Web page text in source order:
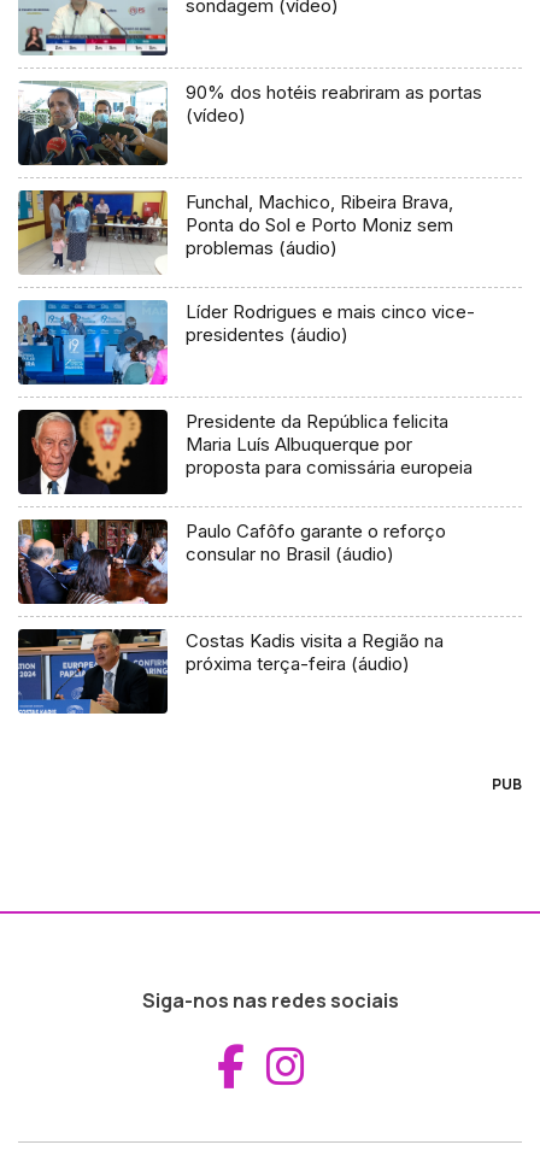
sondagem (vídeo)
90% dos hotéis reabriram as portas
(vídeo)
Funchal, Machico, Ribeira Brava,
Ponta do Sol e Porto Moniz sem
problemas (áudio)
Líder Rodrigues e mais cinco vice-
presidentes (áudio)
Presidente da República felicita
Maria Luís Albuquerque por
proposta para comissária europeia
Paulo Cafôfo garante o reforço
consular no Brasil (áudio)
Costas Kadis visita a Região na
próxima terça-feira (áudio)
PUB
Siga-nos nas redes sociais
Aceder ao